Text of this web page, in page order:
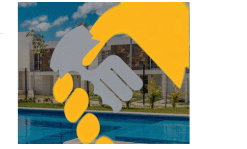
ACTUALIDAD
El salto digital en la
construcción mexicana:
cómo la innovación
aérea redefine la
topografía moderna
REDACCIÓN CENTRO URBANO
MAYO 21, 2026